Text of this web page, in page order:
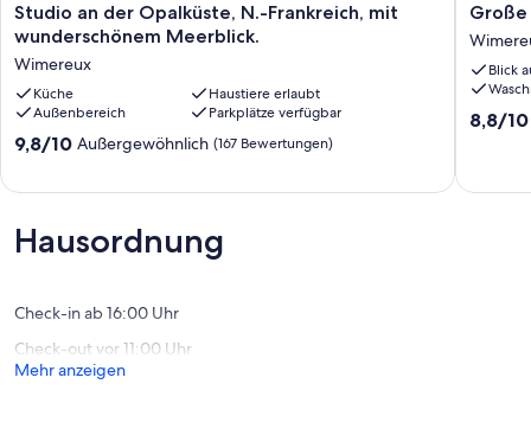
Studio
an
Opalküste,
N.-
Frankreich,
mit
wunderschönem
Studio an der Opalküste, N.-Frankreich, mit
wunderschönem Meerblick.
Wimereux
Küche
Haustiere erlaubt
Außenbereich
Parkplätze verfügbar
9.8
(167
Bewertungen)
9,8/10 Außergewöhnlich (167 Bewertungen)
Große
"180
Grad
Große
Blick
8.8
8,8/10
Hausordnung
Check-in ab 16:00 Uhr
Check-out vor 11:00 Uhr
Mehr anzeigen